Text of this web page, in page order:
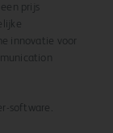
prijs
innovatie voor
software.